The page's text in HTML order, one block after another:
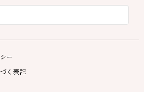
ー
く表記